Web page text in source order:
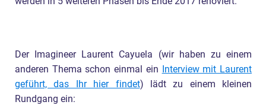
Der Imagineer Laurent Cayuela (wir haben zu einem
anderen Thema schon einmal ein
Interview mit Laurent
geführt, das Ihr hier findet) lädt zu einem kleinen
Rundgang ein: